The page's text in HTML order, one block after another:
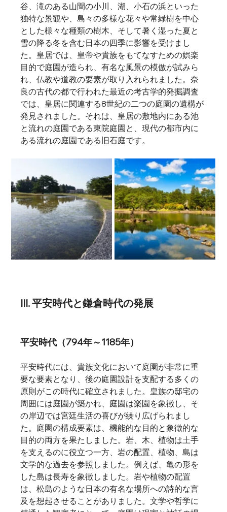
谷、滝のある山間の小川、湖、小石の浜といった
独特な景観や、島々の多様な花々や常緑樹を中心
とした様々な種類の樹木、そして暑く湿った夏と
雪の降る冬を含む日本の四季に影響を受けまし
た。皇居では、皇帝や貴族をもてなすための娯楽
目的で庭園が造られ、有名な風景の模倣が試みら
れ、仏教や道教の要素が取り入れられました。奈
良の古代の都で行われた最近の考古学的発掘調査
では、皇居に関連する8世紀の二つの庭園の遺構が
発見されました。それは、皇居の敷地内にある池
と流れの庭園である東院庭園と、現代の都市内に
ある流れの庭園である旧石庭です。
III. 平安時代と鎌倉時代の発展
平安時代（794年～1185年）
平安時代には、貴族文化において庭園が非常に重
要な要素となり、後の庭園設計を支配する多くの
原則がこの時代に確立されました。皇族の邸宅の
周囲には庭園が築かれ、庭園は楽園を象徴し、そ
の岸辺では宮廷生活の喜びが繰り広げられまし
た。庭園の構成要素は、機能的な目的と象徴的な
目的の両方を果たしました。岩、木、植物は土手
を支えるのに役立つ一方、岩の配置、植物、島は
文学的な過去を参照しました。例えば、亀の形を
した島は長寿を象徴しました。岩や植物の配置
は、松島のような日本の有名な場所への詩的な言
及を想起させることがありました。文学や哲学に